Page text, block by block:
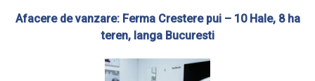
Afacere de vanzare: Ferma Crestere pui – 10 Hale, 8 ha
teren, langa Bucuresti